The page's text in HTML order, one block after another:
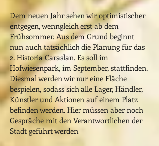
Dem neuen Jahr sehen wir optimistischer
entgegen, wenngleich erst ab dem
Frühsommer. Aus dem Grund beginnt
nun auch tatsächlich die Planung für das
2. Historia Caraslan. Es soll im
Hofwiesenpark, im September, stattfinden.
Diesmal werden wir nur eine Fläche
bespielen, sodass sich alle Lager, Händler,
Künstler und Aktionen auf einem Platz
befinden werden. Hier müssen aber noch
Gespräche mit den Verantwortlichen der
Stadt geführt werden.